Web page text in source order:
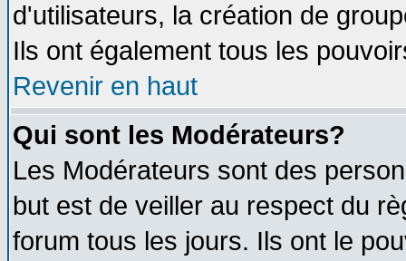
d'utilisateurs, la création de
Ils ont également tous les
Revenir en haut
Qui sont les Modérateurs?
Les Modérateurs sont des
but est de veiller au respect du
forum tous les jours. Ils ont le